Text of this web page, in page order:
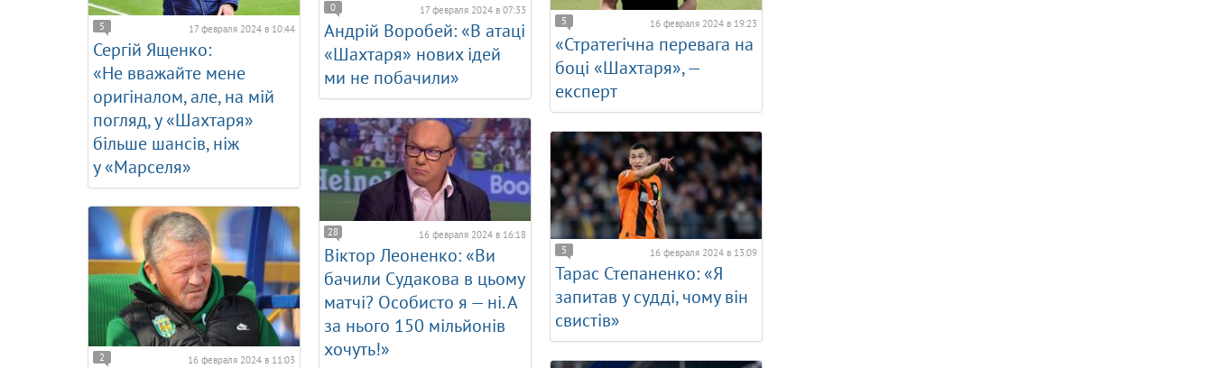
5 17 февраля 2024 в 10:44
Сергій Ященко:
«Не вважайте мене
оригіналом, але, на мій
погляд, у «Шахтаря»
більше шансів, ніж
у «Марселя»
0 17 февраля 2024 в 07:33
Андрій Воробей: «В атаці
«Шахтаря» нових ідей
ми не побачили»
5 16 февраля 2024 в 19:23
«Стратегічна перевага на
боці «Шахтаря», —
експерт
28 16 февраля 2024 в 16:18
Віктор Леоненко: «Ви
бачили Судакова в цьому
матчі? Особисто я — ні. А
за нього 150 мільйонів
хочуть!»
5 16 февраля 2024 в 13:09
Тарас Степаненко: «Я
запитав у судді, чому він
свистів»
2 16 февраля 2024 в 11:03